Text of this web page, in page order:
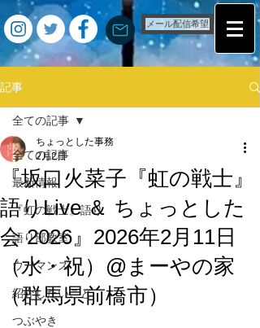
メール配信希望
記事
全ての記事
最新情報
『虹の戦士』語り
語り部教室
ウーマンズ
紹介したいこと
つぶやき
全ての記事
『坂口火菜子『虹の戦士』
語りLive ＆ ちょっとした
会 2026』2026年2月11日
（水・祝）@まーやの家
（群馬県前橋市）
ちょっとした事務
2月2日